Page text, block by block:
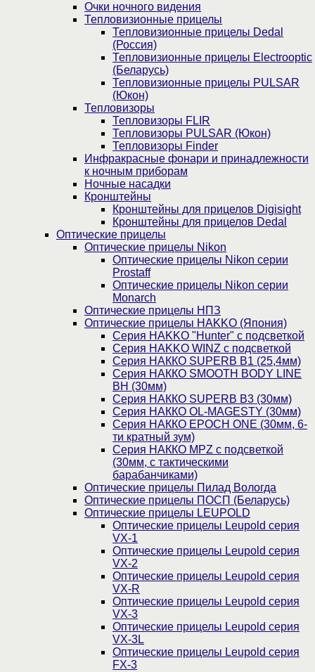
Очки ночного видения
Тепловизионные прицелы
Тепловизионные прицелы Dedal
(Россия)
Тепловизионные прицелы Electrooptic
(Беларусь)
Тепловизионные прицелы PULSAR
(Юкон)
Тепловизоры
Тепловизоры FLIR
Тепловизоры PULSAR (Юкон)
Тепловизоры Finder
Инфракрасные фонари и принадлежности
к ночным приборам
Ночные насадки
Кронштейны
Кронштейны для прицелов Digisight
Кронштейны для прицелов Dedal
Оптические прицелы
Оптические прицелы Nikon
Оптические прицелы Nikon серии
Prostaff
Оптические прицелы Nikon серии
Monarch
Оптические прицелы НПЗ
Оптические прицелы HAKKO (Япония)
Cерия HAKKO "Hunter" с подсветкой
Серия НAKKO WINZ с подсветкой
Серия НАККО SUPERB B1 (25,4мм)
Серия НАККО SMOOTH BODY LINE
BH (30мм)
Серия НАККО SUPERB B3 (30мм)
Серия НАККО OL-MAGESTY (30мм)
Серия НАККО EPOCH ONE (30мм, 6-
ти кратный зум)
Серия НАККО MPZ с подсветкой
(30мм, c тактическими
барабанчиками)
Оптические прицелы Пилад Вологда
Оптические прицелы ПОСП (Беларусь)
Оптические прицелы LEUPOLD
Оптические прицелы Leupold серия
VX-1
Оптические прицелы Leupold серия
VX-2
Оптические прицелы Leupold серия
VX-R
Оптические прицелы Leupold серия
VX-3
Оптические прицелы Leupold серия
VX-3L
Оптические прицелы Leupold серия
FX-3